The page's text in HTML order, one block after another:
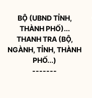
BỘ (UBND TỈNH,
THÀNH PHỐ)...
THANH TRA (BỘ,
NGÀNH, TỈNH, THÀNH
PHỐ...)
-------